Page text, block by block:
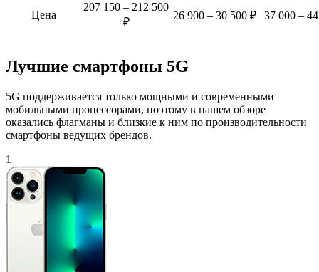
Цена
207 150 – 212 500
₽
26 900 – 30 500 ₽ 37 000 –
Лучшие смартфоны 5G
5G поддерживается только мощными и современными
мобильными процессорами, поэтому в нашем обзоре
оказались флагманы и близкие к ним по производительности
смартфоны ведущих брендов.
1